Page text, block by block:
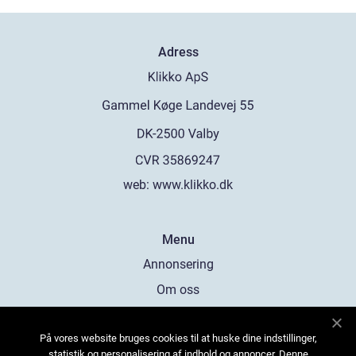
Adress
web: www.klikko.dk
Menu
Annonsering
Om oss
Kontakta oss
På vores website bruges cookies til at huske dine indstillinger,